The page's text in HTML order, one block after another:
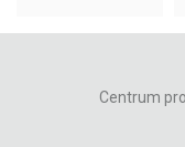
Centrum